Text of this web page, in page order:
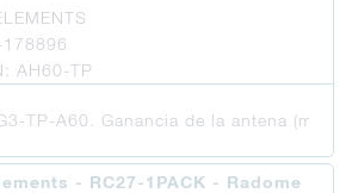
178896
AH60-TP
TP-A60. Ganancia de la antena
- RC27-1PACK - Radome